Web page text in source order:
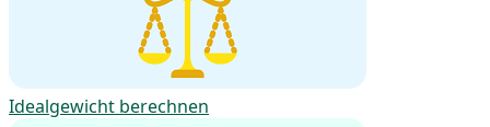
Idealgewicht berechnen